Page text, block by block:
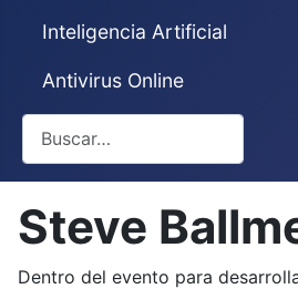
Inteligencia Artificial
Antivirus Online
Buscar
Steve
Dentro del evento para